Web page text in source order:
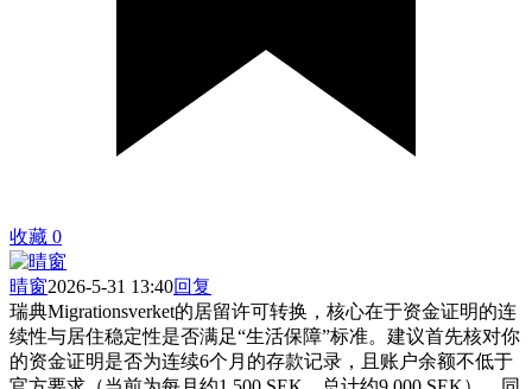
收藏 0
晴窗2026-5-31 13:40回复
瑞典Migrationsverket的居留许可转换，核心在于资金证明的连
续性与居住稳定性是否满足“生活保障”标准。建议首先核对你
的资金证明是否为连续6个月的存款记录，且账户余额不低于